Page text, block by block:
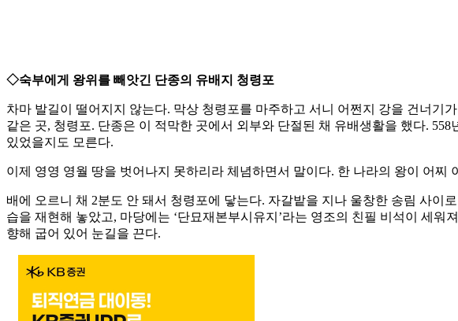
◇숙부에게 왕위를 빼앗긴 단종의 유배지 청령포
차마 발길이 떨어지지 않는다. 막상 청령포를 마주하고 서니 어쩐지 강을 건너기
같은 곳, 청령포. 단종은 이 적막한 곳에서 외부와 단절된 채 유배생활을 했다.
있었을지도 모른다.
이제 영영 영월 땅을 벗어나지 못하리라 체념하면서 말이다. 한 나라의 왕이 어찌
배에 오르니 채 2분도 안 돼서 청령포에 닿는다. 자갈밭을 지나 울창한 송림 사
습을 재현해 놓았고, 마당에는 ‘단묘재본부시유지’라는 영조의 친필 비석이 세
향해 굽어 있어 눈길을 끈다.